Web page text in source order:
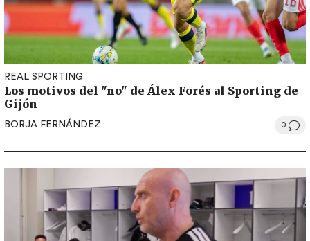
REAL SPORTING
Los motivos del "no" de Álex Forés al Sporting de
Gijón
BORJA FERNÁNDEZ 0